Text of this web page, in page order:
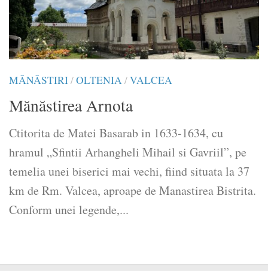
MĂNĂSTIRI/OLTENIA/VALCEA
Mănăstirea Arnota
Ctitorita de Matei Basarab in 1633-1634, cu
hramul „Sfintii Arhangheli Mihail si Gavriil”, pe
temelia unei biserici mai vechi, fiind situata la 37
km de Rm. Valcea, aproape de Manastirea Bistrita.
Conform unei legende,...